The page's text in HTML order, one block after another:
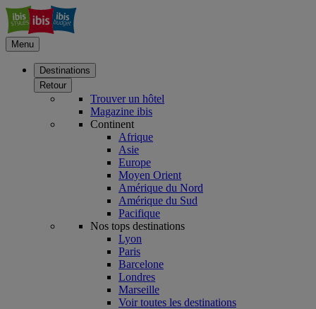
Menu
Destinations
Retour
Trouver un hôtel
Magazine ibis
Continent
Afrique
Asie
Europe
Moyen Orient
Amérique du Nord
Amérique du Sud
Pacifique
Nos tops destinations
Lyon
Paris
Barcelone
Londres
Marseille
Voir toutes les destinations